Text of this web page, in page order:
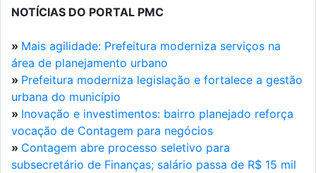
NOTÍCIAS DO PORTAL PMC
» Mais agilidade: Prefeitura moderniza serviços na
área de planejamento urbano
» Prefeitura moderniza legislação e fortalece a gestão
urbana do município
» Inovação e investimentos: bairro planejado reforça
vocação de Contagem para negócios
» Contagem abre processo seletivo para
subsecretário de Finanças; salário passa de R$ 15 mil